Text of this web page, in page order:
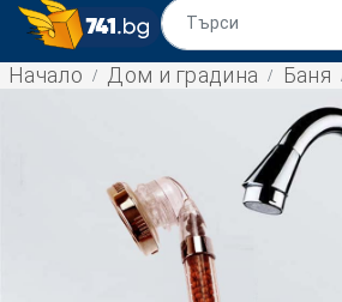
Начало Дом и градина Баня